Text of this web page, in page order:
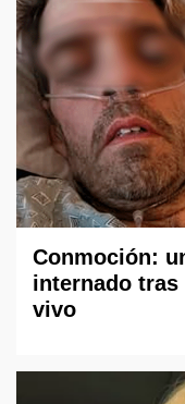
Conmoción:
internado
vivo